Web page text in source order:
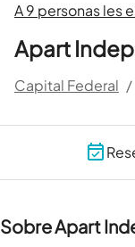
A 9 personas les
Apart
Capital Federal /
Sobre Apart